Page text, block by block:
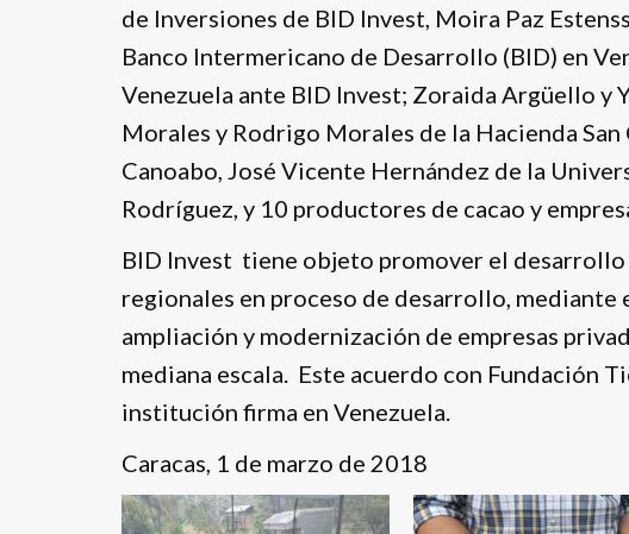
de Inversiones de BID Invest, Moira Paz
Banco Intermericano de Desarrollo (BID) en
Venezuela ante BID Invest; Zoraida Argüello y
Morales y Rodrigo Morales de la Hacienda
Canoabo, José Vicente Hernández de la
Rodríguez, y 10 productores de cacao y
BID Invest tiene objeto promover el desarrollo
regionales en proceso de desarrollo,
ampliación y modernización de empresas
mediana escala. Este acuerdo con Fundación
institución firma en Venezuela.
Caracas, 1 de marzo de 2018